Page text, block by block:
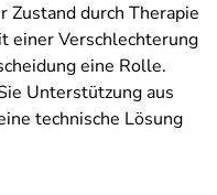
Zustand durch Therapie
einer Verschlechterung
eine Rolle.
Unterstützung aus
technische Lösung